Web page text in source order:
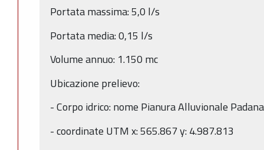
Portata massima: 5,0 l/s
Portata media: 0,15 l/s
Volume annuo: 1.150 mc
Ubicazione prelievo:
- Corpo idrico: nome Pianura Alluvionale
- coordinate UTM x: 565.867 y: 4.987.813